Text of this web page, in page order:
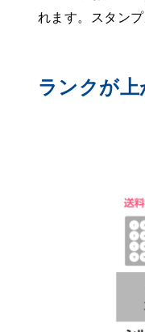
れます。スタン
ランクが